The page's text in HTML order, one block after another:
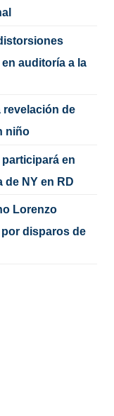
auditoría a la
revelación de
niño
participará en
NY en RD
Lorenzo
disparos de